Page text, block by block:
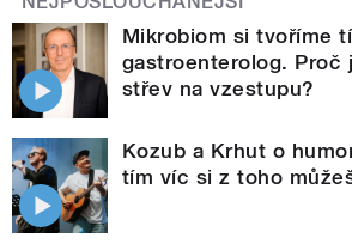
Mikrobiom si tvoříme
gastroenterolog. Proč
střev na vzestupu?
Kozub a Krhut o
tím víc si z toho